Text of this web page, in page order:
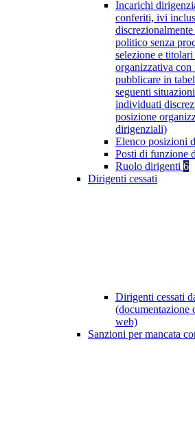
Incarichi
conferiti, ivi
politico senza
selezione e
organizzativa
pubblicare in
seguenti
individuati
posizione
dirigenziali)
Elenco posizioni
Posti di funzione
Ruolo dirigenti 6
Dirigenti cessati
Dirigenti cessati
(documentazione
web)
Sanzioni per mancata